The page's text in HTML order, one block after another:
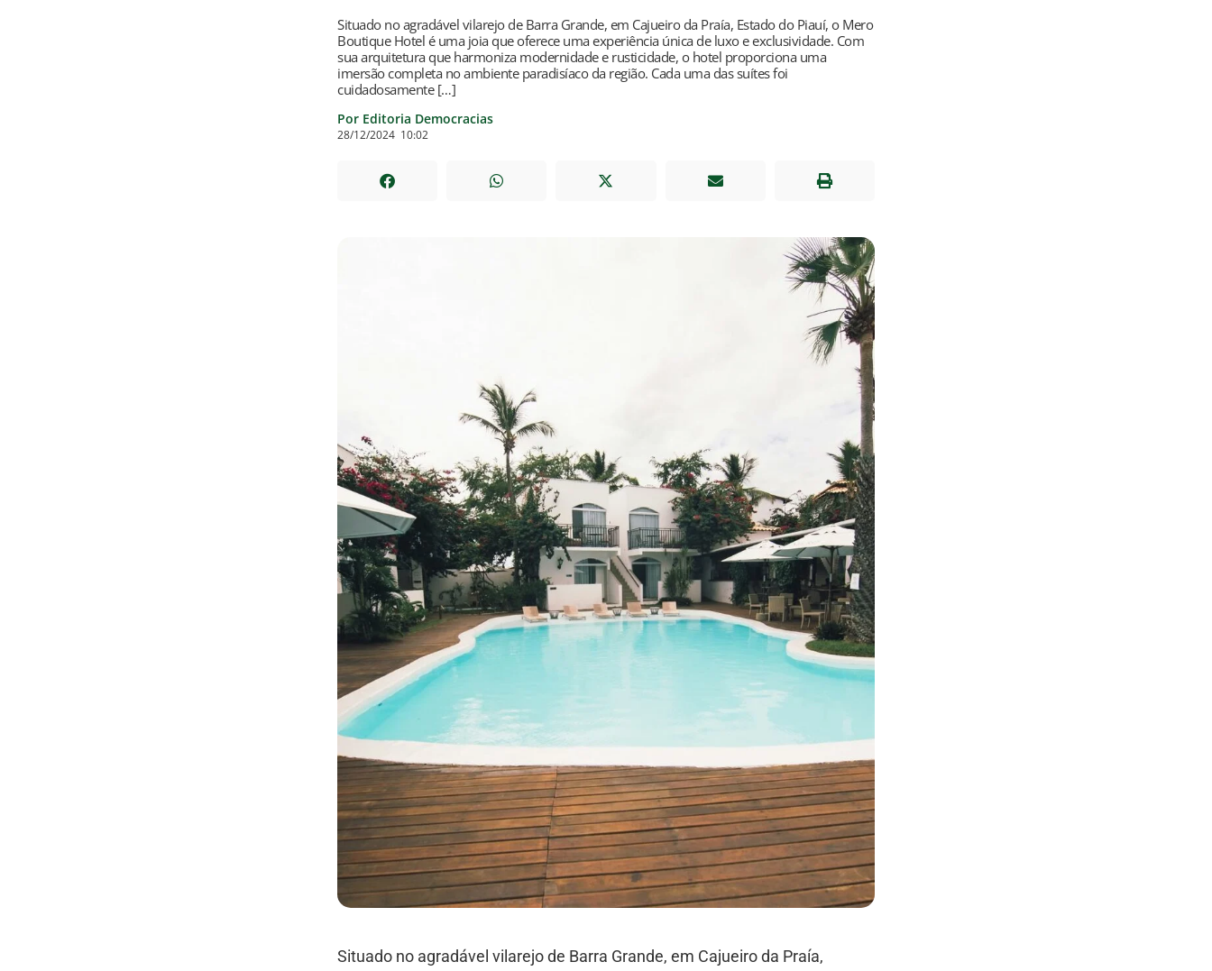
Situado no agradável vilarejo de Barra Grande, em Cajueiro da Praía, Estado do Piauí, o Mero
Boutique Hotel é uma joia que oferece uma experiência única de luxo e exclusividade. Com
sua arquitetura que harmoniza modernidade e rusticidade, o hotel proporciona uma
imersão completa no ambiente paradisíaco da região. Cada uma das suítes foi
cuidadosamente […]
Por Editoria Democracias
28/12/2024 10:02
Situado no agradável vilarejo de Barra Grande, em Cajueiro da Praía,